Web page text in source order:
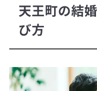
天王町の結
び方